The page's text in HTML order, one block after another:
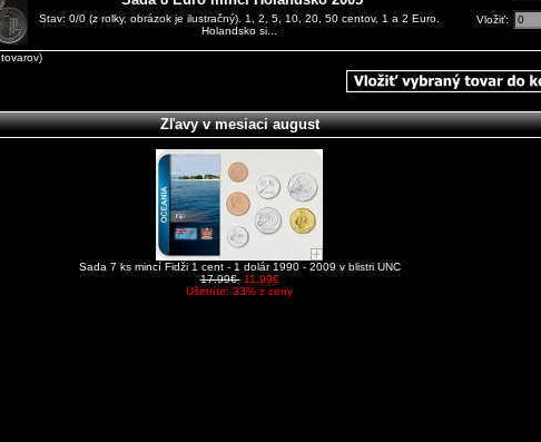
Stav: 0/0 (z rolky, obrázok je ilustračný). 1, 2, 5, 10, 20, 50 centov, 1 a 2 Euro.
Holandsko si...
Vložiť:
tovarov)
Zľavy v mesiaci august
Sada 7 ks mincí Fidži 1 cent - 1 dolár 1990 - 2009 v blistri UNC
17.99€ 11.99€
Ušetríte: 33% z ceny